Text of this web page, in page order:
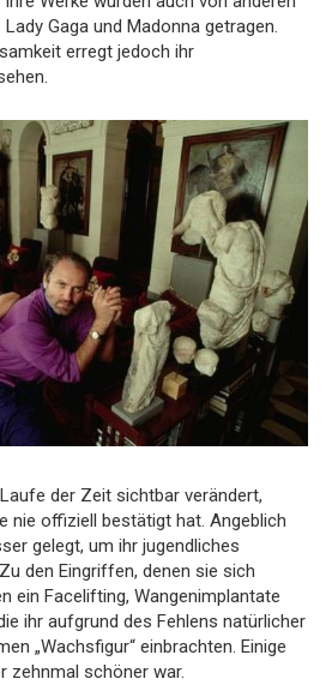
Gaga und Madonna getragen.
erregt jedoch ihr
der Zeit sichtbar verändert,
nie offiziell bestätigt hat. Angeblich
gelegt, um ihr jugendliches
den Eingriffen, denen sie sich
ein Facelifting, Wangenimplantate
ihr aufgrund des Fehlens natürlicher
„Wachsfigur“ einbrachten. Einige
zehnmal schöner war.